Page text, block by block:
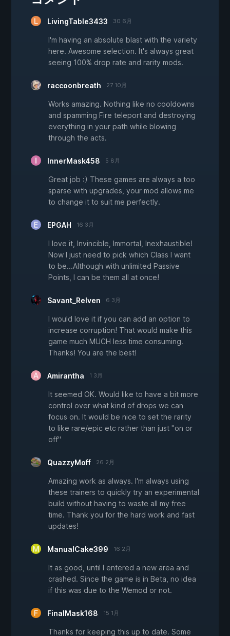
LivingTable3433 30 6月
I'm having an absolute blast with the variety
here. Awesome selection. It's always great
seeing 100% drop rate and rarity mods.
raccoonbreath 27 10月
Works amazing. Nothing like no cooldowns
and spamming Fire teleport and destroying
everything in your path while blowing
through the acts.
InnerMask458 5 8月
Great job :) These games are always a too
sparse with upgrades, your mod allows me
to change it to suit me perfectly.
EPGAH 16 3月
I love it, Invincible, Immortal, Inexhaustible!
Now I just need to pick which Class I want
to be...Although with unlimited Passive
Points, I can be them all at once!
Savant_Relven 6 3月
I would love it if you can add an option to
increase corruption! That would make this
game much MUCH less time consuming.
Thanks! You are the best!
Amirantha 1 3月
It seemed OK. Would like to have a bit more
control over what kind of drops we can
focus on. It would be nice to set the rarity
to like rare/epic etc rather than just "on or
off"
QuazzyMoff 26 2月
Amazing work as always. I'm always using
these trainers to quickly try an experimental
build without having to waste all my free
time. Thank you for the hard work and fast
updates!
ManualCake399 16 2月
It as good, until I entered a new area and
crashed. Since the game is in Beta, no idea
if this was due to the Wemod or not.
FinalMask168 15 1月
Thanks for keeping this up to date. Some